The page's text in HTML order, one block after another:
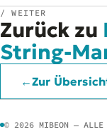
/ WEITER
Zurück zu
String-
←Zur
© 2026 MIBEON — ALLE